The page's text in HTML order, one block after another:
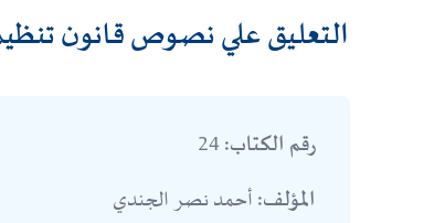
التعليق علي نصوص قانون
رقم الكتاب:
المؤلف:أحمد نصر الجندي